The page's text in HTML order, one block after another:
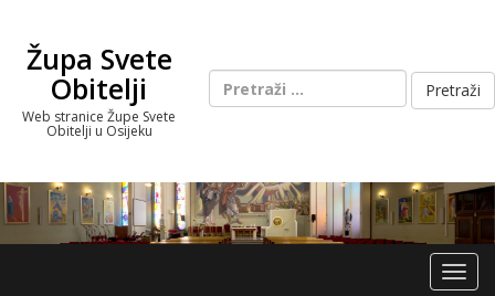
contentŽupa Svete
Obitelji
Web stranice Župe Svete
Obitelji u Osijeku
Pretraži: